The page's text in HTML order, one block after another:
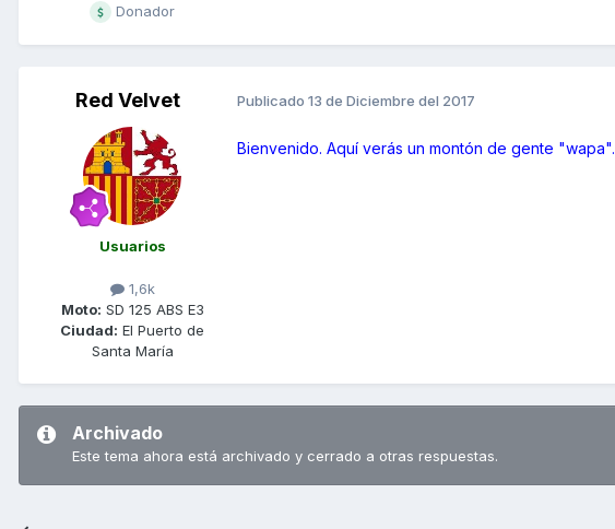
Donador
Red Velvet
Usuarios
1,6k
Moto: SD 125 ABS E3
Ciudad: El Puerto de
Santa María
Publicado 13 de Diciembre del 2017
Bienvenido. Aquí verás un montón de gente "wapa".
Archivado
Este tema ahora está archivado y cerrado a otras respuestas.